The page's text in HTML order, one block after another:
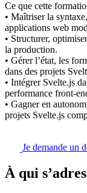
Ce que cette
• Maîtriser la
applications web
• Structurer,
la production.
• Gérer l’état, les
dans des projets
• Intégrer Svelte.js
performance front-
• Gagner en
projets Svelte.js
Je demande un
À qui